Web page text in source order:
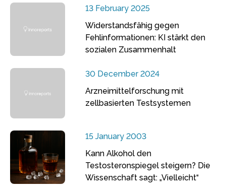
13 February 2025
Widerstandsfähig gegen
Fehlinformationen: KI stärkt den
sozialen Zusammenhalt
30 December 2024
Arzneimittelforschung mit
zellbasierten Testsystemen
15 January 2003
Kann Alkohol den
Testosteronspiegel steigern? Die
Wissenschaft sagt: „Vielleicht“